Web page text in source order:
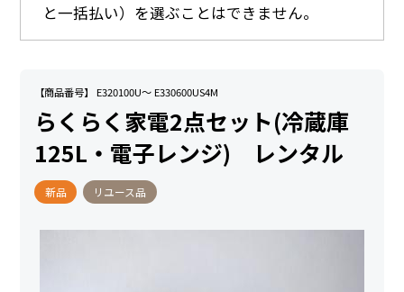
と一括払い）を選ぶことはできません。
【商品番号】 E320100U～ E330600US4M
らくらく家電2点セット(冷蔵庫
125L・電子レンジ) レンタル
新品 リユース品